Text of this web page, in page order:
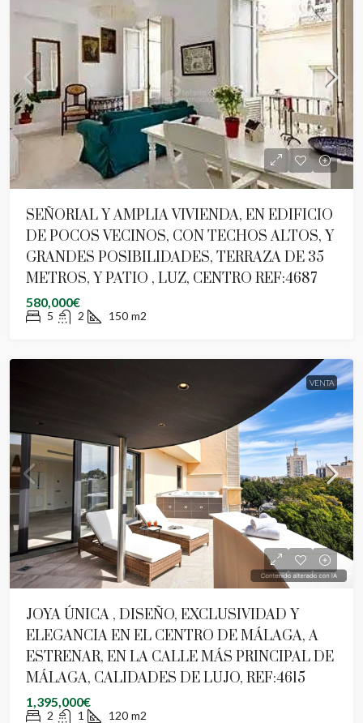
SEÑORIAL Y AMPLIA VIVIENDA, EN EDIFICIO
DE POCOS VECINOS, CON TECHOS ALTOS, Y
GRANDES POSIBILIDADES, TERRAZA DE 35
METROS, Y PATIO , LUZ, CENTRO REF:4687
580,000€
5 2 150 m2
VENTA
JOYA ÚNICA , DISEÑO, EXCLUSIVIDAD Y
ELEGANCIA EN EL CENTRO DE MÁLAGA, A
ESTRENAR, EN LA CALLE MÁS PRINCIPAL DE
MÁLAGA, CALIDADES DE LUJO, REF:4615
1,395,000€
2 1 120 m2